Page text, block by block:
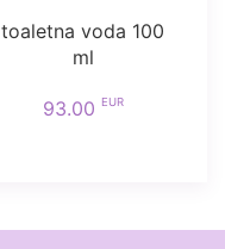
toaletna voda 100
ml
93.00 EUR